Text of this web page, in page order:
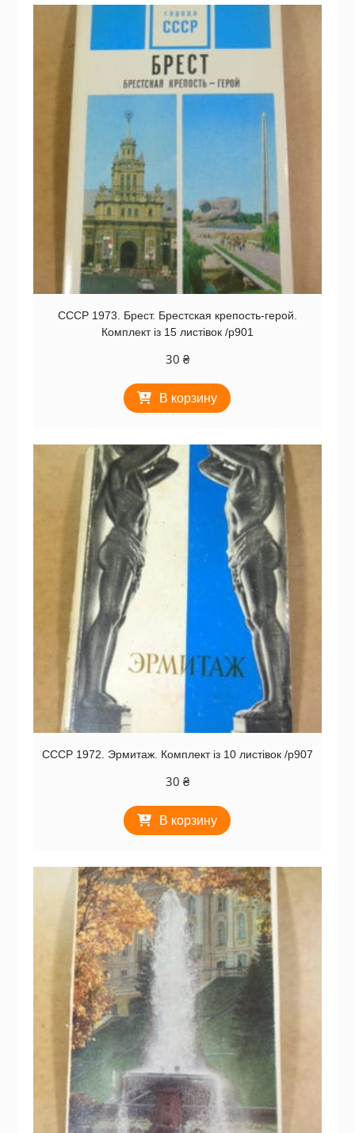
СССР 1973. Брест. Брестская крепость-герой.
Комплект із 15 листівок /р901
30 ₴
В корзину
СССР 1972. Эрмитаж. Комплект із 10 листівок /р907
30 ₴
В корзину